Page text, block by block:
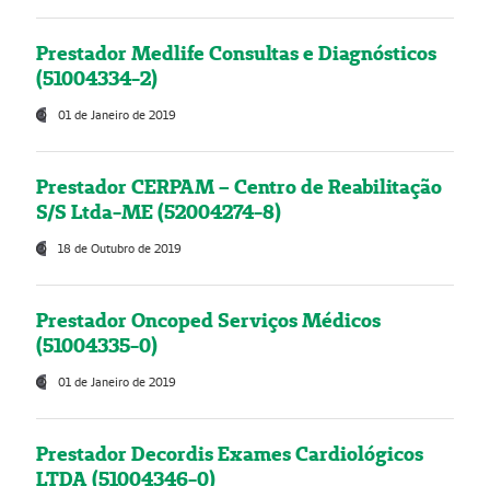
Prestador Medlife Consultas e Diagnósticos
(51004334-2)
01 de Janeiro de 2019
Prestador CERPAM – Centro de Reabilitação
S/S Ltda-ME (52004274-8)
18 de Outubro de 2019
Prestador Oncoped Serviços Médicos
(51004335-0)
01 de Janeiro de 2019
Prestador Decordis Exames Cardiológicos
LTDA (51004346-0)